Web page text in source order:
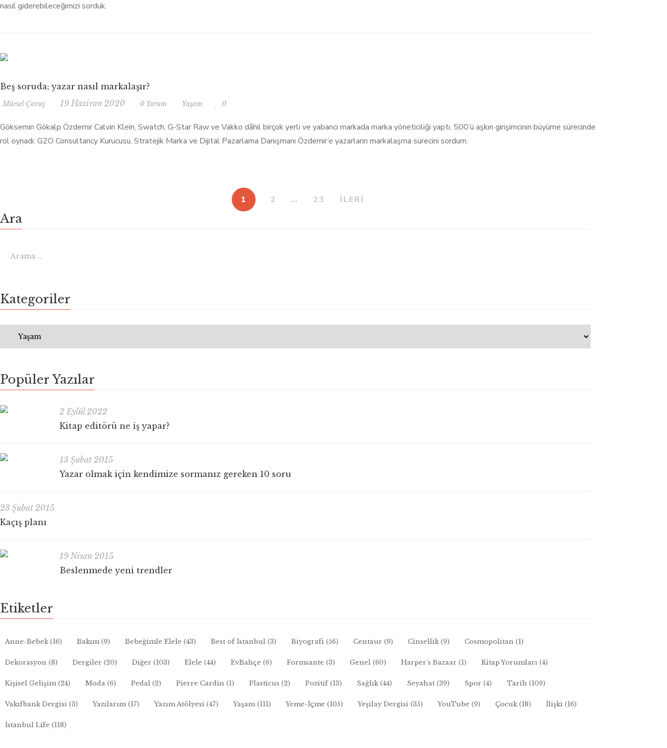
nasıl giderebileceğimizi sorduk.
Beş soruda; yazar nasıl markalaşır?
Mürsel Çavuş 19 Haziran 2020 0 Yorum Yaşam 0
Göksemin Gökalp Özdemir Calvin Klein, Swatch, G-Star Raw ve Vakko dâhil birçok yerli ve yabancı markada marka yöneticiliği yaptı. 500’ü aşkın girişimcinin büyüme sürecinde
rol oynadı. G2O Consultancy Kurucusu, Stratejik Marka ve Dijital Pazarlama Danışmanı Özdemir’e yazarların markalaşma sürecini sordum.
1 2 … 23 İLERİ
Ara
Kategoriler
Popüler Yazılar
2 Eylül 2022
Kitap editörü ne iş yapar?
13 Şubat 2015
Yazar olmak için kendimize sormanız gereken 10 soru
23 Şubat 2015
Kaçış planı
19 Nisan 2015
Beslenmede yeni trendler
Etiketler
Anne-Bebek(16) Bakım(9) Bebeğimle Elele (43) Best of İstanbul (3) Biyografi (56) Centaur (9) Cinsellik(9) Cosmopolitan (1)
Dekorasyon (8) Dergiler (20) Diğer (103) Elele (44) EvBahçe (6) Formsante (3) Genel (60) Harper's Bazaar (1) Kitap Yorumları (4)
Kişisel Gelişim(24) Moda (6) Pedal (2) Pierre Cardin (1) Plasticus (2) Pozitif(13) Sağlık(44) Seyahat (39) Spor (4) Tarih (109)
Vakıfbank Dergisi (3) Yazılarım(17) Yazım Atölyesi (47) Yaşam(111) Yeme-İçme (105) Yeşilay Dergisi (35) YouTube (9) Çocuk(18) İlişki (16)
İstanbul Life (118)